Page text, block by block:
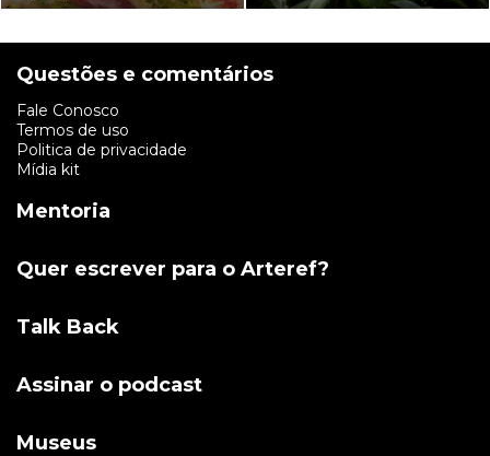
Questões e comentários
Fale Conosco
Termos de uso
Politica de privacidade
Mídia kit
Mentoria
Quer escrever para o Arteref?
Talk Back
Assinar o podcast
Museus